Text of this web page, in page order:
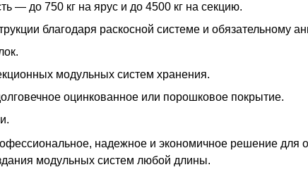
— до 750 кг на ярус и до 4500 кг на секцию.
благодаря раскосной системе и обязательному
модульных систем хранения.
оцинкованное или порошковое покрытие.
надежное и экономичное решение для
модульных систем любой длины.